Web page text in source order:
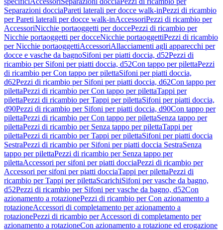
Separazioni docciaPareti laterali per docce walk-inPezzi di ricambio
per Pareti laterali per docce walk-inAccessoriPezzi di ricambio per
AccessoriNicchie portaoggetti per doccePezzi di ricambio per
Nicchie portaoggetti per docceNicchie portaoggettiPezzi di ricambio
per Nicchie portaoggettiAccessoriAllacciamenti agli apparecchi per
docce e vasche da bagnoSifoni per piatti doccia, d52Pezzi di
ricambio per Sifoni per piatti doccia, d52Con tappo per pilettaPezzi
di ricambio per Con tappo per pilettaSifoni per piatti doccia,
d62Pezzi di ricambio per Sifoni per piatti doccia, d62Con tappo per
pilettaPezzi di ricambio per Con tappo per pilettaTappi per
pilettaPezzi di ricambio per Tappi per pilettaSifoni per piatti doccia,
d90Pezzi di ricambio per Sifoni per piatti doccia, d90Con tappo per
pilettaPezzi di ricambio per Con tappo per pilettaSenza tappo per
pilettaPezzi di ricambio per Senza tappo per pilettaTappi per
pilettaPezzi di ricambio per Tappi per pilettaSifoni per piatti doccia
SestraPezzi di ricambio per Sifoni per piatti doccia SestraSenza
tappo per pilettaPezzi di ricambio per Senza tappo per
pilettaAccessori per sifoni per piatti docciaPezzi di ricambio per
Accessori per sifoni per piatti docciaTappi per pilettaPezzi di
ricambio per Tappi per pilettaScarichiSifoni per vasche da bagno,
d52Pezzi di ricambio per Sifoni per vasche da bagno, d52Con
azionamento a rotazionePezzi di ricambio per Con azionamento a
rotazioneAccessori di completamento per azionamento a
rotazionePezzi di ricambio per Accessori di completamento per
azionamento a rotazioneCon azionamento a rotazione ed erogazione